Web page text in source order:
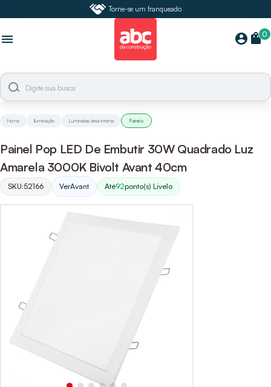
Torne-se um franqueado
menu account_circle 0
shopping_bag
Home Iluminação Luminárias área interna Painéis
Painel Pop LED De Embutir 30W Quadrado Luz
Amarela 3000K Bivolt Avant 40cm
SKU:52166 VerAvant Até92ponto(s) Livelo